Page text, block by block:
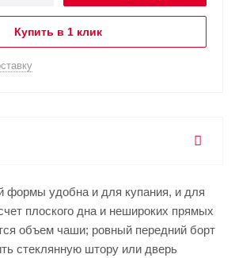
Купить в 1 клик
формы удобна и для купания, и для
плоского дна и нешироких прямых
объем чаши; ровный передний борт
стеклянную штору или дверь